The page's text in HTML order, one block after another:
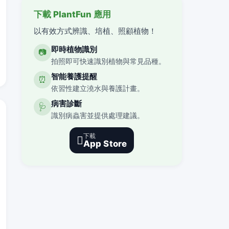
下載 PlantFun 應用
以有效方式辨識、培植、照顧植物！
📷 即時植物識別
拍照即可快速識別植物與常見品種。
⏰ 智能養護提醒
依習性建立澆水與養護計畫。
🩺 病害診斷
識別病蟲害並提供處理建議。
下載
App Store